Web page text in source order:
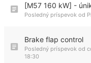
[M57 160 kW] -
Posledný príspevok od
Brake flap control
Posledný príspevok od
18:30